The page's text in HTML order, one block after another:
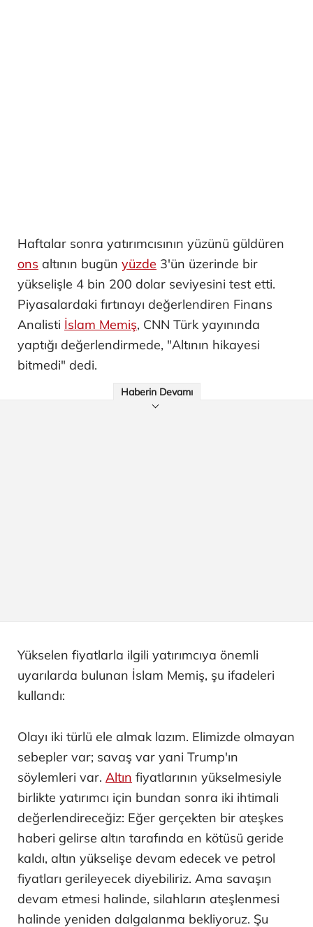
Haftalar sonra yatırımcısının yüzünü güldüren
ons altının bugün yüzde 3'ün üzerinde bir
yükselişle 4 bin 200 dolar seviyesini test etti.
Piyasalardaki fırtınayı değerlendiren Finans
Analisti İslam Memiş, CNN Türk yayınında
yaptığı değerlendirmede, "Altının hikayesi
bitmedi" dedi.
Haberin Devamı
Yükselen fiyatlarla ilgili yatırımcıya önemli
uyarılarda bulunan İslam Memiş, şu ifadeleri
kullandı:
Olayı iki türlü ele almak lazım. Elimizde olmayan
sebepler var; savaş var yani Trump'ın
söylemleri var. Altın fiyatlarının yükselmesiyle
birlikte yatırımcı için bundan sonra iki ihtimali
değerlendireceğiz: Eğer gerçekten bir ateşkes
haberi gelirse altın tarafında en kötüsü geride
kaldı, altın yükselişe devam edecek ve petrol
fiyatları gerileyecek diyebiliriz. Ama savaşın
devam etmesi halinde, silahların ateşlenmesi
halinde yeniden dalgalanma bekliyoruz. Şu